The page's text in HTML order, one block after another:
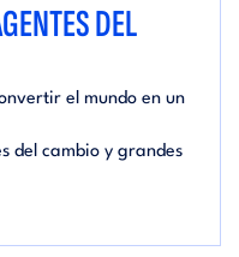
DEL
el mundo en un
del cambio y grandes